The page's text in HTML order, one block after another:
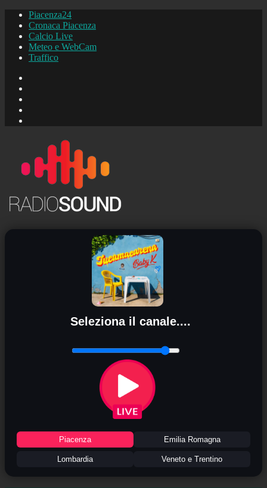
Piacenza24
Cronaca Piacenza
Calcio Live
Meteo e WebCam
Traffico
Seleziona il canale....
Piacenza Emilia Romagna
Lombardia Veneto e Trentino